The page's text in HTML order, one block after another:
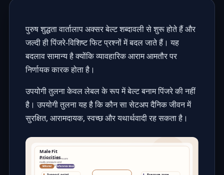
पुरुष शुद्धता वार्तालाप अक्सर बेल्ट शब्दावली से शुरू होते हैं और
जल्दी ही पिंजरे-विशिष्ट फिट प्रश्नों में बदल जाते हैं। यह
बदलाव सामान्य है क्योंकि व्यावहारिक आराम आमतौर पर
निर्णायक कारक होता है।
उपयोगी तुलना केवल लेबल के रूप में बेल्ट बनाम पिंजरे की नहीं
है। उपयोगी तुलना यह है कि कौन सा सेटअप दैनिक जीवन में
सुरक्षित, आरामदायक, स्वच्छ और यथार्थवादी रह सकता है।